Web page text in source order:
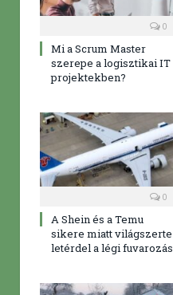
0
Mi a Scrum Master
szerepe a logisztikai IT
projektekben?
0
A Shein és a Temu
sikere miatt világszerte
letérdel a légi fuvarozás